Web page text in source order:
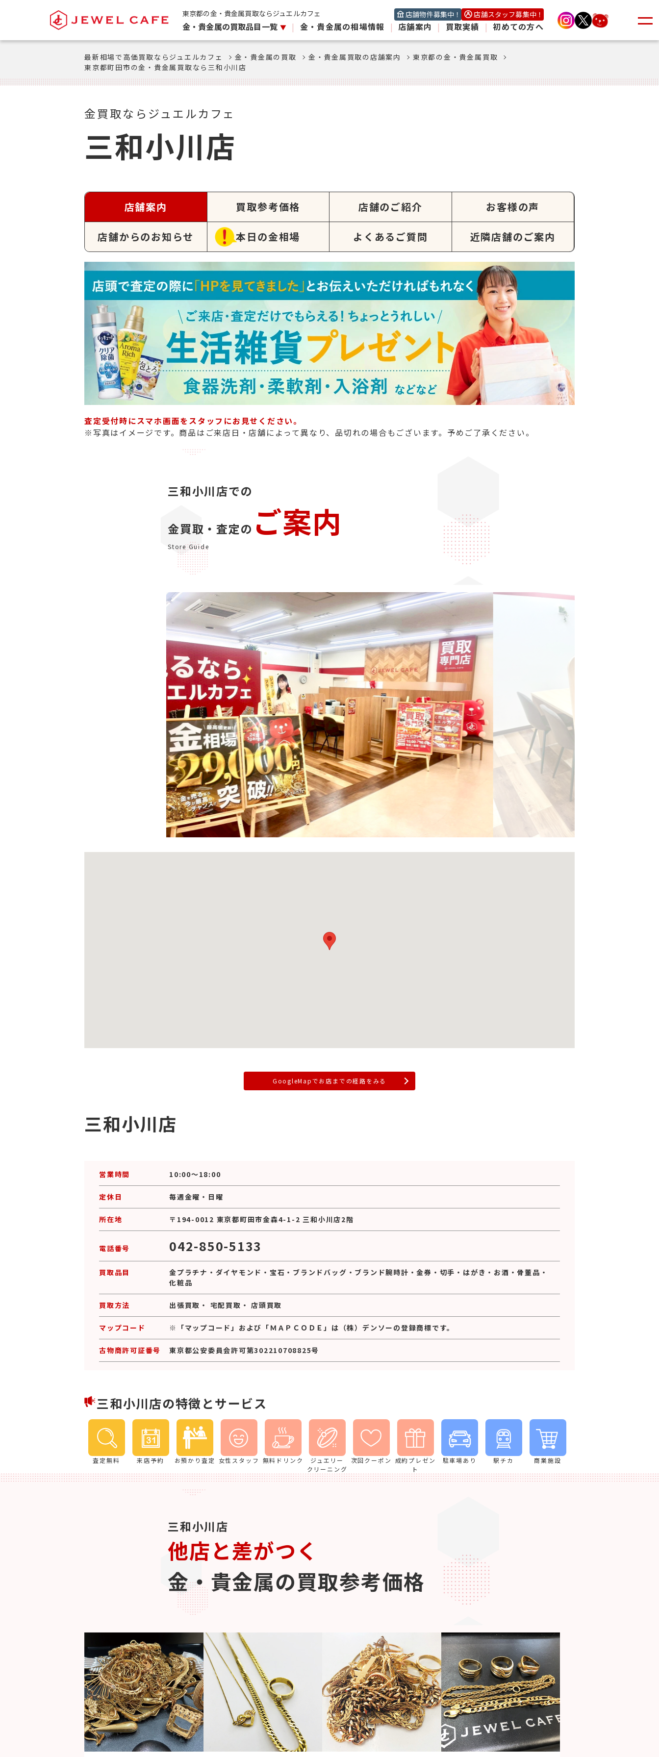
東京都の金・貴金属買取ならジュエルカフェ 店舗物件募集中！ 店舗スタッフ募集中！
金・貴金属の買取品目一覧 | 金・貴金属の相場情報 | 店舗案内 | 買取実績 | 初めての方へ
最新相場で高価買取ならジュエルカフェ 金・貴金属の買取 金・貴金属買取の店舗案内
東京都の金・貴金属買取
東京都町田市の金・貴金属買取なら三和小川店
金買取ならジュエルカフェ
三和小川店
店舗案内 買取参考価格 店舗のご紹介 お客様の声
店舗からのお知らせ 本日の金相場 よくあるご質問 近隣店舗のご案内
査定受付時にスマホ画面をスタッフにお見せください。
※写真はイメージです。商品はご来店日・店舗によって異なり、品切れの場合もございます。予めご了承ください。
三和小川店での
金買取・査定の ご案内
Store Guide
GoogleMapでお店までの経路をみる
三和小川店
営業時間 10:00～18:00
定休日 毎週金曜・日曜
所在地 〒194-0012 東京都町田市金森4-1-2 三和小川店2階
電話番号 042-850-5133
買取品目 金プラチナ ・ ダイヤモンド ・ 宝石 ・ ブランドバッグ ・ ブランド腕時計 ・金券 ・ 切手 ・ はがき ・ お酒 ・ 骨董品 ・
化粧品
買取方法 出張買取 ・ 宅配買取 ・店頭買取
マップコード ※「マップコード」および「ＭＡＰＣＯＤＥ」は（株）デンソーの登録商標です。
古物商許可証番号 東京都公安委員会許可第302210708825号
三和小川店の特徴とサービス
査定無料 来店予約 お預かり査定 女性スタッフ 無料ドリンク
ジュエリー
クリーニング
次回クーポン
成約プレゼン
ト
駐車場あり 駅チカ 商業施設
三和小川店
他店と差がつく
金・貴金属の買取参考価格